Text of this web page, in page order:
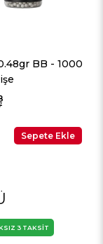
BB - 1000
Sepete Ekle
3 TAKSİT